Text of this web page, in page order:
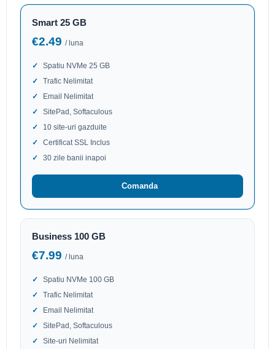
Smart 25 GB
€2.49 / luna
Spatiu NVMe 25 GB
Trafic Nelimitat
Email Nelimitat
SitePad, Softaculous
10 site-uri gazduite
Certificat SSL Inclus
30 zile banii inapoi
Comanda
Business 100 GB
€7.99 / luna
Spatiu NVMe 100 GB
Trafic Nelimitat
Email Nelimitat
SitePad, Softaculous
Site-uri Nelimitat